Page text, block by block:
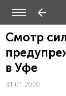
Смотр
в Уфе
31.01.2020